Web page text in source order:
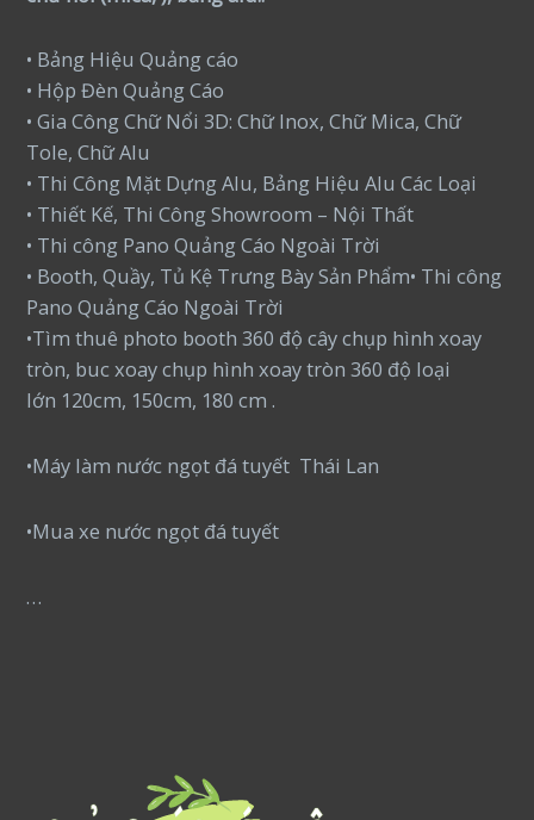
• Bảng Hiệu Quảng cáo
• Hộp Đèn Quảng Cáo
• Gia Công Chữ Nổi 3D: Chữ Inox, Chữ Mica, Chữ
Tole, Chữ Alu
• Thi Công Mặt Dựng Alu, Bảng Hiệu Alu Các Loại
• Thiết Kế, Thi Công Showroom – Nội Thất
• Thi công Pano Quảng Cáo Ngoài Trời
• Booth, Quầy, Tủ Kệ Trưng Bày Sản Phẩm• Thi công
Pano Quảng Cáo Ngoài Trời
•Tìm thuê photo booth 360 độ cây chụp hình xoay
tròn, buc xoay chụp hình xoay tròn 360 độ loại
lớn 120cm, 150cm, 180 cm .
•Máy làm nước ngọt đá tuyết Thái Lan
•Mua xe nước ngọt đá tuyết
…